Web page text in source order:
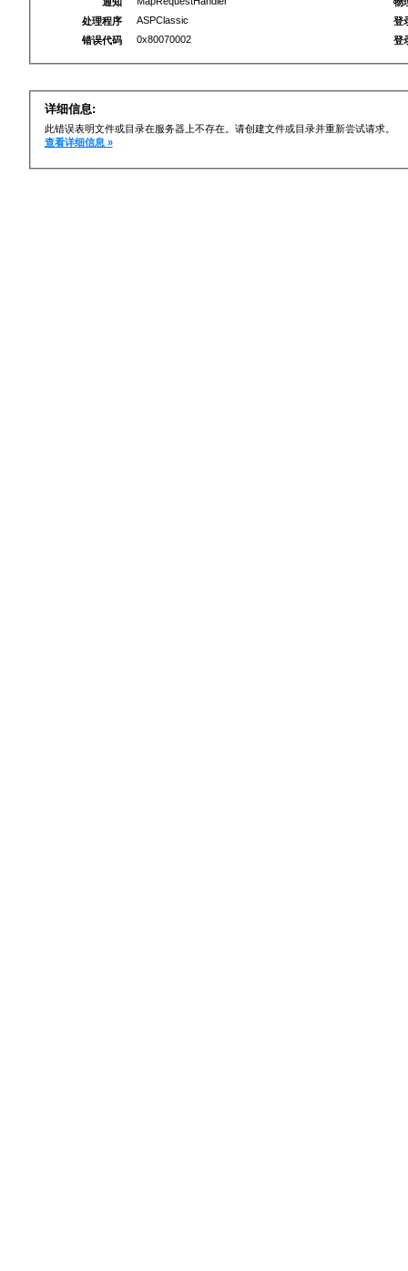
处理程序
ASPClassic
错误代码
0x80070002
登
登
详细信息:
此错误表明文件或目录在服务器上不存在。请创建文件或目录并重新尝试请求。
查看详细信息 »